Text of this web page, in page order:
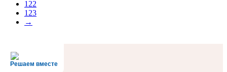
122
123
→
Решаем вместе